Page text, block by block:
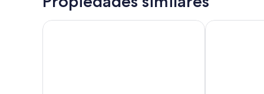
Jasper East Cabins Tonquin Inn